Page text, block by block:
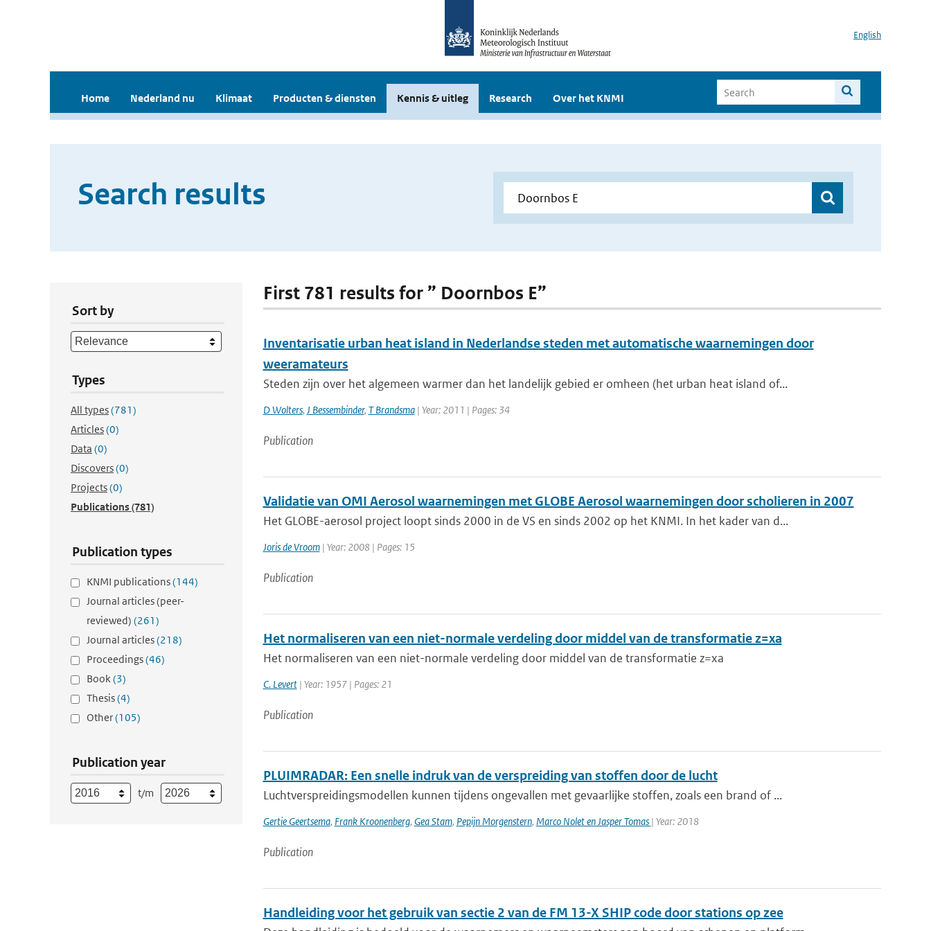
English
Home Nederland nu Klimaat Producten & diensten Kennis & uitleg Research Over het KNMI
Search results
Sort by
Types
All types(781)
Articles(0)
Data (0)
Discovers(0)
Projects(0)
Publications(781)
Publication types
KNMI publications(144)
Journal articles (peer-
reviewed) (261)
Journal articles(218)
Proceedings(46)
Book(3)
Thesis(4)
Other(105)
Publication year
t/m
First 781 results for ” Doornbos E”
Inventarisatie urban heat island in Nederlandse steden met automatische waarnemingen door
weeramateurs
Steden zijn over het algemeen warmer dan het landelijk gebied er omheen (het urban heat island of...
D Wolters, J Bessembinder, T Brandsma| Year: 2011 | Pages: 34
Publication
Validatie van OMI Aerosol waarnemingen met GLOBE Aerosol waarnemingen door scholieren in 2007
Het GLOBE-aerosol project loopt sinds 2000 in de VS en sinds 2002 op het KNMI. In het kader van d...
Joris de Vroom| Year: 2008 | Pages: 15
Publication
Het normaliseren van een niet-normale verdeling door middel van de transformatie z=xa
Het normaliseren van een niet-normale verdeling door middel van de transformatie z=xa
C. Levert| Year: 1957 | Pages: 21
Publication
PLUIMRADAR: Een snelle indruk van de verspreiding van stoffen door de lucht
Luchtverspreidingsmodellen kunnen tijdens ongevallen met gevaarlijke stoffen, zoals een brand of ...
Gertie Geertsema, Frank Kroonenberg, Gea Stam, Pepijn Morgenstern, Marco Nolet en Jasper Tomas | Year: 2018
Publication
Handleiding voor het gebruik van sectie 2 van de FM 13-X SHIP code door stations op zee